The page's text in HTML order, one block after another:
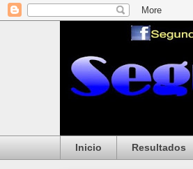
Inicio Resultados